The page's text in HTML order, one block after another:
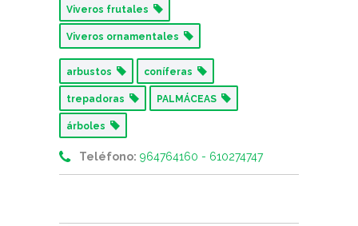
Viveros frutales
Viveros ornamentales
arbustos coníferas
trepadoras PALMÁCEAS
árboles
Teléfono: 964764160 - 610274747